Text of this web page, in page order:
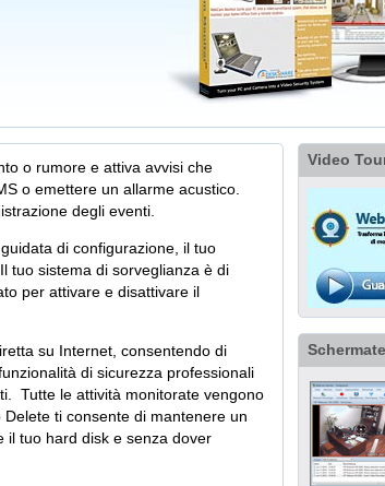
o rumore e attiva avvisi che
o emettere un allarme acustico.
degli eventi.
di configurazione, il tuo
tuo sistema di sorveglianza è di
per attivare e disattivare il
su Internet, consentendo di
di sicurezza professionali
Tutte le attività monitorate vengono
ti consente di mantenere un
il tuo hard disk e senza dover
Video
Schermate